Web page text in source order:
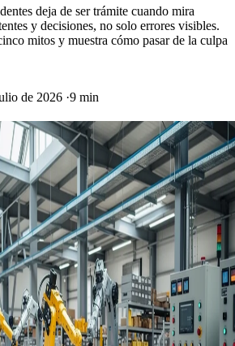
deja de ser trámite cuando mira
y decisiones, no solo errores visibles.
mitos y muestra cómo pasar de la culpa
de 2026 ·9 min